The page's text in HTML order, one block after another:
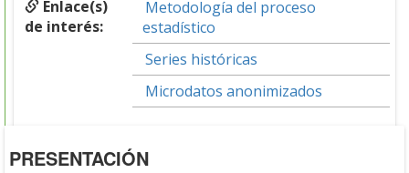
Enlace(s)
de interés:
Metodología del proceso
estadístico
Series históricas
Microdatos anonimizados
PRESENTACIÓN